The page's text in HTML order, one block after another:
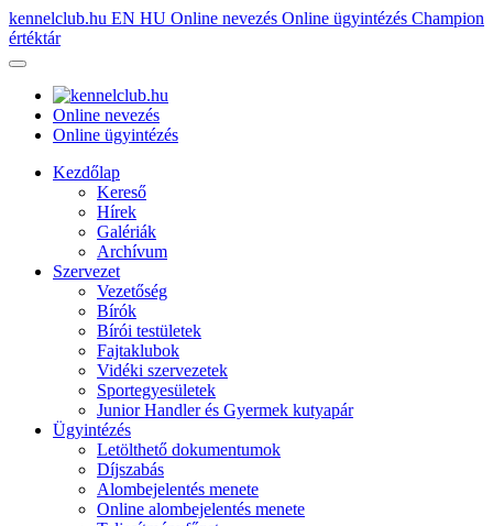
kennelclub.hu EN HU Online nevezés Online ügyintézés Champion
értéktár
Online nevezés
Online ügyintézés
Kezdőlap
Kereső
Hírek
Galériák
Archívum
Szervezet
Vezetőség
Bírók
Bírói testületek
Fajtaklubok
Vidéki szervezetek
Sportegyesületek
Junior Handler és Gyermek kutyapár
Ügyintézés
Letölthető dokumentumok
Díjszabás
Alombejelentés menete
Online alombejelentés menete